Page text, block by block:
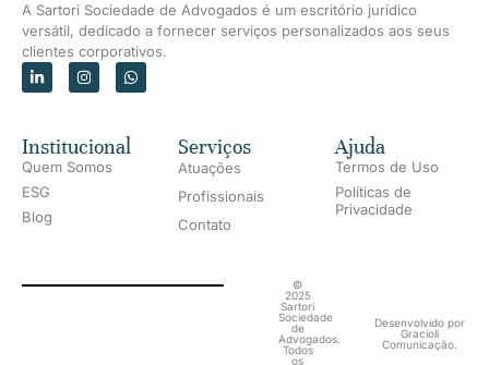
A Sartori Sociedade de Advogados é um escritório jurídico
versátil, dedicado a fornecer serviços personalizados aos seus
clientes corporativos.
Institucional
Quem Somos
ESG
Blog
Serviços
Atuações
Profissionais
Contato
Ajuda
Termos de Uso
Políticas de
Privacidade
©
2025
Sartori
Sociedade
de
Advogados.
Todos
os
Desenvolvido por
Gracioli
Comunicação.